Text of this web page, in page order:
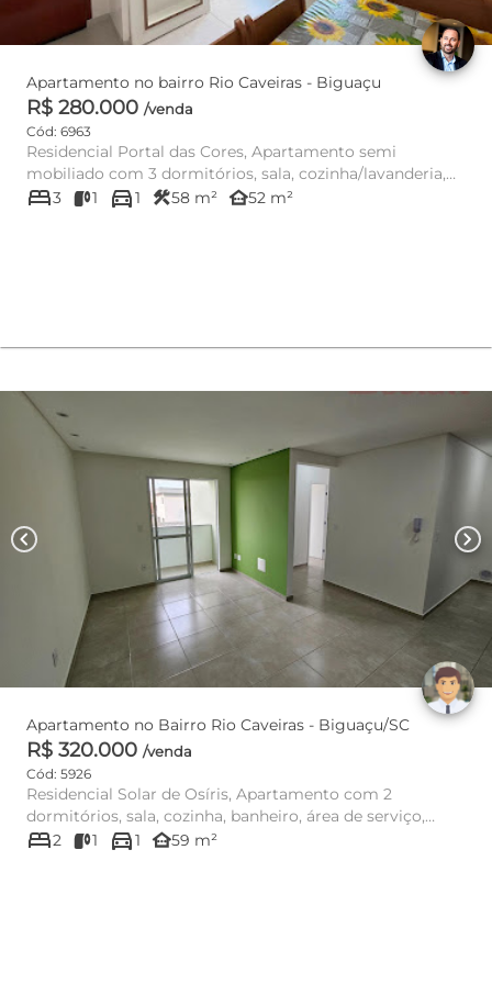
Apartamento no bairro Rio Caveiras - Biguaçu
R$ 280.000 /venda
Cód: 6963
Residencial Portal das Cores, Apartamento semi
mobiliado com 3 dormitórios, sala, cozinha/lavanderia,
banheiro soc...
bed3 1 directions_car1 construction58 m² other_houses52 m²
chevron_left chevron_right
Apartamento no Bairro Rio Caveiras - Biguaçu/SC
R$ 320.000 /venda
Cód: 5926
Residencial Solar de Osíris, Apartamento com 2
dormitórios, sala, cozinha, banheiro, área de serviço,
cozinha e sa...
bed2 1 directions_car1 other_houses59 m²